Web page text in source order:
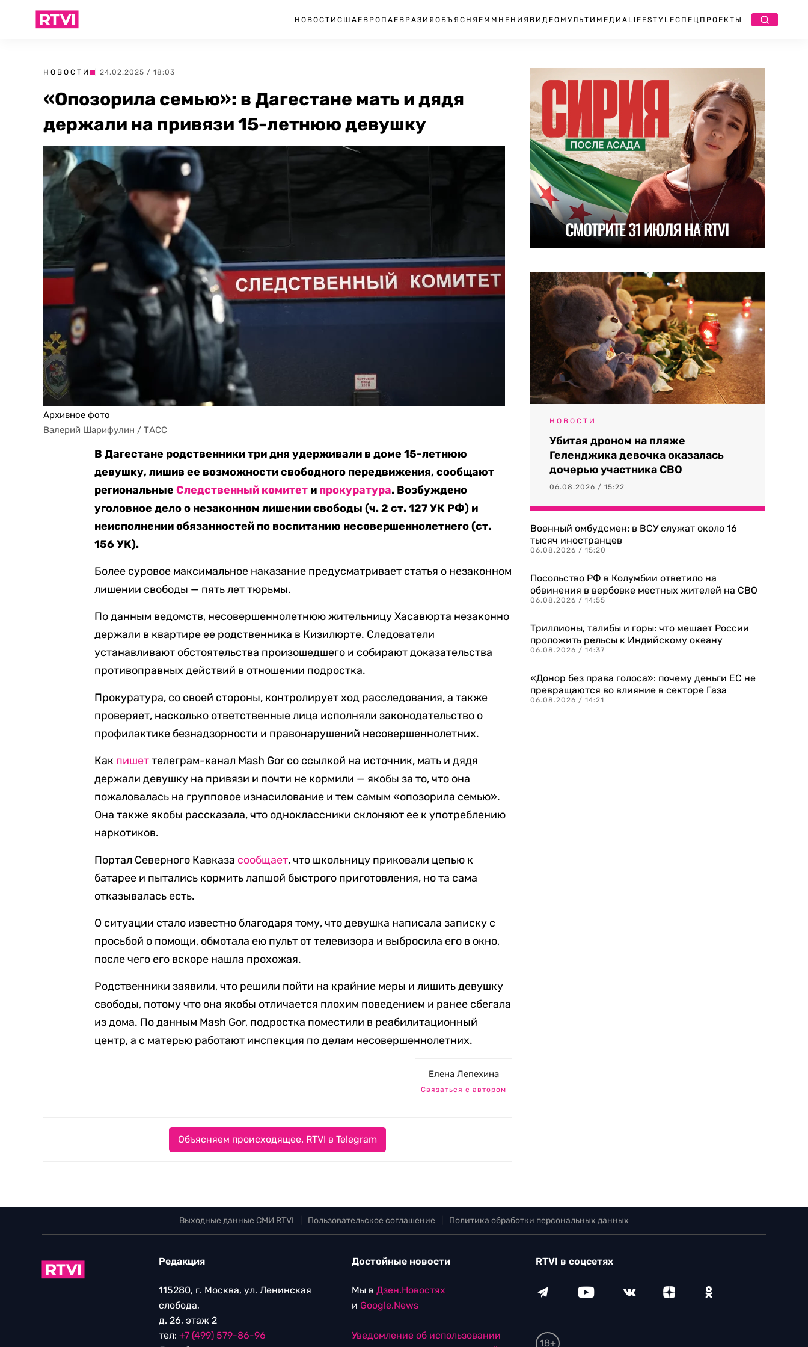
НОВОСТИ США ЕВРОПА ЕВРАЗИЯ ОБЪЯСНЯЕМ МНЕНИЯ ВИДЕО МУЛЬТИМЕДИА LIFESTYLEСПЕЦПРОЕКТЫ
НОВОСТИ | 24.02.2025 / 18:03
«Опозорила семью»: в Дагестане мать и дядя
держали на привязи 15-летнюю девушку
Архивное фото
Валерий Шарифулин / ТАСС
В Дагестане родственники три дня удерживали в доме 15-летнюю
девушку, лишив ее возможности свободного передвижения, сообщают
региональныеСледственный комитет и прокуратура. Возбуждено
уголовное дело о незаконном лишении свободы (ч. 2 ст. 127 УК РФ) и
неисполнении обязанностей по воспитанию несовершеннолетнего (ст.
156 УК).
Более суровое максимальное наказание предусматривает статья о незаконном
лишении свободы — пять лет тюрьмы.
По данным ведомств, несовершеннолетнюю жительницу Хасавюрта незаконно
держали в квартире ее родственника в Кизилюрте. Следователи
устанавливают обстоятельства произошедшего и собирают доказательства
противоправных действий в отношении подростка.
Прокуратура, со своей стороны, контролирует ход расследования, а также
проверяет, насколько ответственные лица исполняли законодательство о
профилактике безнадзорности и правонарушений несовершеннолетних.
Как пишеттелеграм-канал Mash Gor со ссылкой на источник, мать и дядя
держали девушку на привязи и почти не кормили — якобы за то, что она
пожаловалась на групповое изнасилование и тем самым «опозорила семью».
Она также якобы рассказала, что одноклассники склоняют ее к употреблению
наркотиков.
Портал Северного Кавказа сообщает, что школьницу приковали цепью к
батарее и пытались кормить лапшой быстрого приготовления, но та сама
отказывалась есть.
О ситуации стало известно благодаря тому, что девушка написала записку с
просьбой о помощи, обмотала ею пульт от телевизора и выбросила его в окно,
после чего его вскоре нашла прохожая.
Родственники заявили, что решили пойти на крайние меры и лишить девушку
свободы, потому что она якобы отличается плохим поведением и ранее сбегала
из дома. По данным Mash Gor, подростка поместили в реабилитационный
центр, а с матерью работают инспекция по делам несовершеннолетних.
Елена Лепехина
Связаться с автором
Объясняем происходящее. RTVI в Telegram
НОВОСТИ
Убитая дроном на пляже
Геленджика девочка оказалась
дочерью участника СВО
06.08.2026 / 15:22
Военный омбудсмен: в ВСУ служат около 16
тысяч иностранцев
06.08.2026 / 15:20
Посольство РФ в Колумбии ответило на
обвинения в вербовке местных жителей на СВО
06.08.2026 / 14:55
Триллионы, талибы и горы: что мешает России
проложить рельсы к Индийскому океану
06.08.2026 / 14:37
«Донор без права голоса»: почему деньги ЕС не
превращаются во влияние в секторе Газа
06.08.2026 / 14:21
Выходные данные СМИ RTVI Пользовательское соглашение Политика обработки персональных данных
Редакция
115280, г. Москва, ул. Ленинская
слобода,
д. 26, этаж 2
тел: +7 (499) 579-86-96
Достойные новости
Мы в Дзен.Новостях
и Google.News
Уведомление об использовании
RTVI в соцсетях
18+